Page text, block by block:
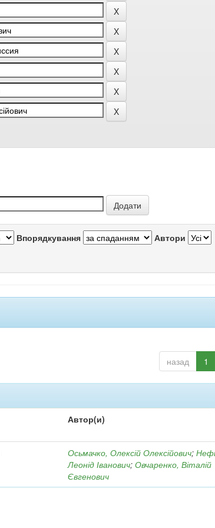
Впорядкування Автори
назад 1
Автор(и)
Осьмачко, Олексій Олексійович;
Леонід Іванович;Овчаренко, Віталій
Євгенович